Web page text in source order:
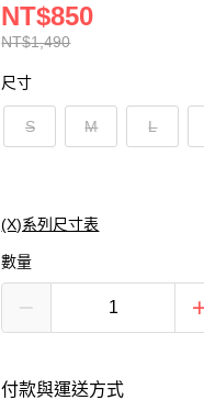
NT$1,490
NT$850
尺寸
S M L
(X)系列尺寸表
數量
付款與運送方式